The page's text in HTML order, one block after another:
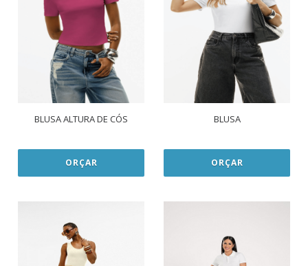
BLUSA ALTURA DE CÓS
ORÇAR
BLUSA
ORÇAR